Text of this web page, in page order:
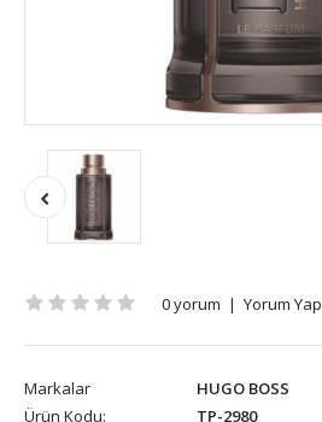
0 yorum | Yorum Yap
Markalar
HUGO BOSS
Ürün Kodu:
TP-2980